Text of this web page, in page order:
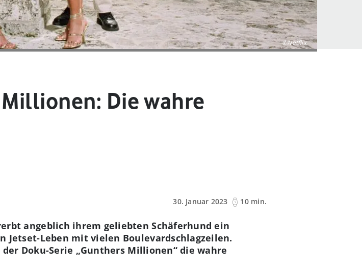
©Netflix
Die wahre
30. Januar 2023
10 min.
angeblich ihrem geliebten Schäferhund ein
Jetset-Leben mit vielen Boulevardschlagzeilen.
Doku-Serie „Gunthers Millionen“ die wahre